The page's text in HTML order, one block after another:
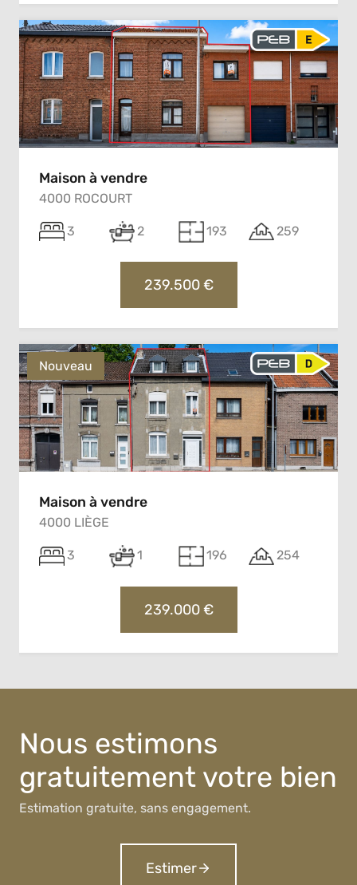
Maison à vendre
4000 ROCOURT
3 2 193 259
239.500 €
Nouveau
Maison à vendre
4000 LIÈGE
3 1 196 254
239.000 €
Nous estimons
gratuitement votre bien
Estimation gratuite, sans engagement.
Estimer